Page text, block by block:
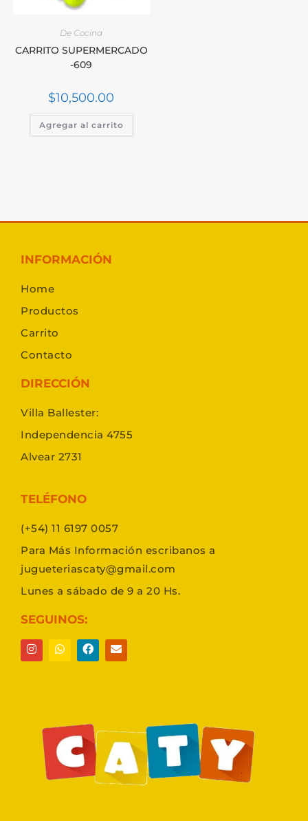
De Cocina
CARRITO SUPERMERCADO
-609
$10,500.00
Agregar al carrito
INFORMACIÓN
Home
Productos
Carrito
Contacto
DIRECCIÓN
Villa Ballester:
Independencia 4755
Alvear 2731
TELÉFONO
(+54) 11 6197 0057
Para Más Información escribanos a
jugueteriascaty@gmail.com
Lunes a sábado de 9 a 20 Hs.
SEGUINOS: